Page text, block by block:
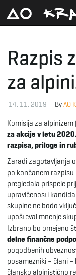
Razpis
za
14. 11. 2019 ByAO
Komisija za alpinizem
za akcije v letu
razpisa, priloge in
Zaradi zagotavljanja
po končanem
pregledala prispele
upravičenosti
skupine ne bodo
upošteval mnenje
Izbrano bo omejeno
delne finančne
pogodbenih
posamezniki – člani –
člansko alpinistično